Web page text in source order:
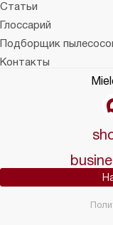
Статьи
Глоссарий
Подборщик
Контакты